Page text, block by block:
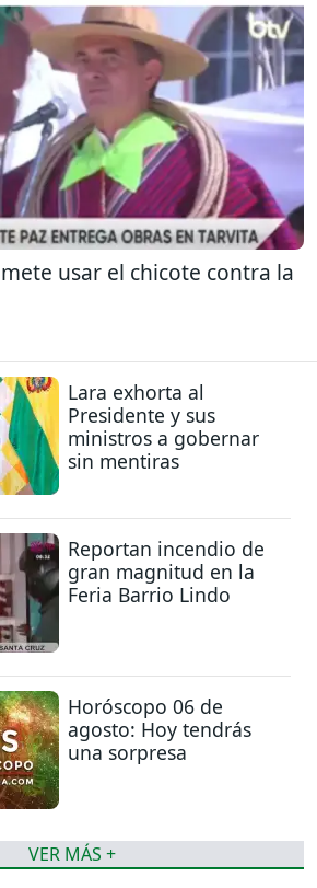
usar el chicote contra la
Lara exhorta al
Presidente y sus
ministros a gobernar
sin mentiras
Reportan incendio de
gran magnitud en la
Feria Barrio Lindo
Horóscopo 06 de
agosto: Hoy tendrás
una sorpresa
VER MÁS +